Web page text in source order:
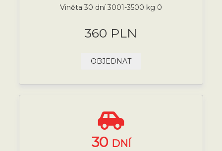
Viněta 30 dní 3001-3500 kg 0
360 PLN
OBJEDNAT
30 DNÍ